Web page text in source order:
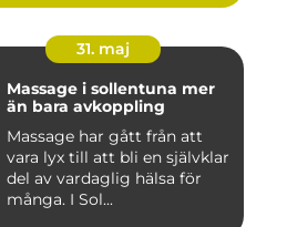
31. maj
Massage i sollentuna mer
än bara avkoppling
Massage har gått från att
vara lyx till att bli en självklar
del av vardaglig hälsa för
många. I Sol...